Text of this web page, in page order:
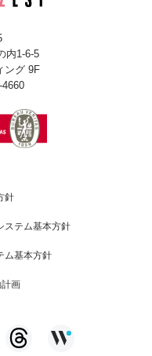
内1-6-5
ング 9F
針
ステム基本方針
ム基本方針
画